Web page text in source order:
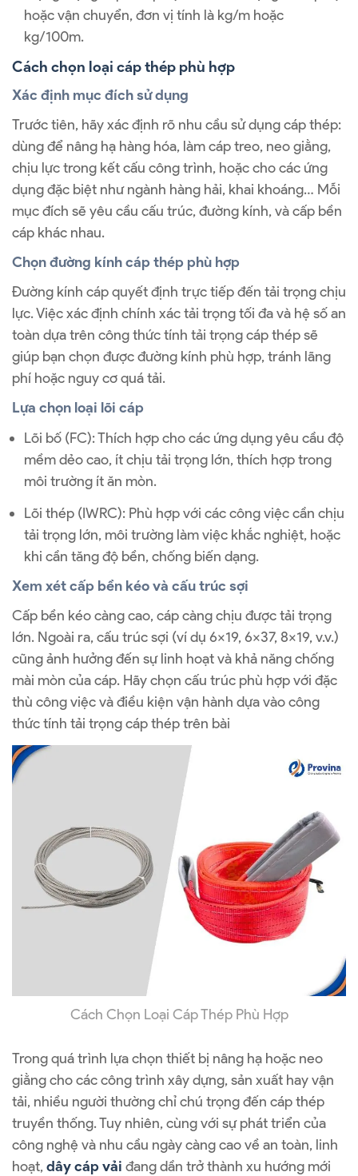
hoặc vận chuyển, đơn vị tính là kg/m hoặc
kg/100m.
Cách chọn loại cáp thép phù hợp
Xác định mục đích sử dụng
Trước tiên, hãy xác định rõ nhu cầu sử dụng cáp thép:
dùng để nâng hạ hàng hóa, làm cáp treo, neo giằng,
chịu lực trong kết cấu công trình, hoặc cho các ứng
dụng đặc biệt như ngành hàng hải, khai khoáng… Mỗi
mục đích sẽ yêu cầu cấu trúc, đường kính, và cấp bền
cáp khác nhau.
Chọn đường kính cáp thép phù hợp
Đường kính cáp quyết định trực tiếp đến tải trọng chịu
lực. Việc xác định chính xác tải trọng tối đa và hệ số an
toàn dựa trên công thức tính tải trọng cáp thép sẽ
giúp bạn chọn được đường kính phù hợp, tránh lãng
phí hoặc nguy cơ quá tải.
Lựa chọn loại lõi cáp
Lõi bố (FC): Thích hợp cho các ứng dụng yêu cầu độ
mềm dẻo cao, ít chịu tải trọng lớn, thích hợp trong
môi trường ít ăn mòn.
Lõi thép (IWRC): Phù hợp với các công việc cần chịu
tải trọng lớn, môi trường làm việc khắc nghiệt, hoặc
khi cần tăng độ bền, chống biến dạng.
Xem xét cấp bền kéo và cấu trúc sợi
Cấp bền kéo càng cao, cáp càng chịu được tải trọng
lớn. Ngoài ra, cấu trúc sợi (ví dụ 6×19, 6×37, 8×19, v.v.)
cũng ảnh hưởng đến sự linh hoạt và khả năng chống
mài mòn của cáp. Hãy chọn cấu trúc phù hợp với đặc
thù công việc và điều kiện vận hành dựa vào công
thức tính tải trọng cáp thép trên bài
Cách Chọn Loại Cáp Thép Phù Hợp
Trong quá trình lựa chọn thiết bị nâng hạ hoặc neo
giằng cho các công trình xây dựng, sản xuất hay vận
tải, nhiều người thường chỉ chú trọng đến cáp thép
truyền thống. Tuy nhiên, cùng với sự phát triển của
công nghệ và nhu cầu ngày càng cao về an toàn, linh
hoạt,dây cáp vải đang dần trở thành xu hướng mới